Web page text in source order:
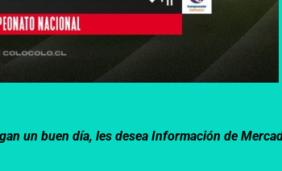
un buen día, les desea Información de